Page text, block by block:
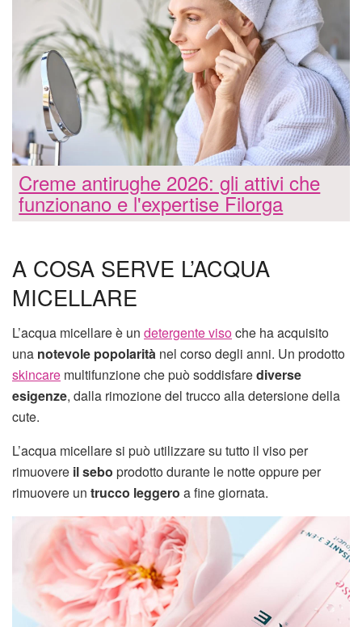
Creme antirughe 2026: gli attivi che
funzionano e l'expertise Filorga
A COSA SERVE L’ACQUA
MICELLARE
L’acqua micellare è un detergente visoche ha acquisito
una notevole popolarità nel corso degli anni. Un prodotto
skincare multifunzione che può soddisfarediverse
esigenze, dalla rimozione del trucco alla detersione della
cute.
L’acqua micellare si può utilizzare su tutto il viso per
rimuovere il sebo prodotto durante le notte oppure per
rimuovere un trucco leggero a fine giornata.